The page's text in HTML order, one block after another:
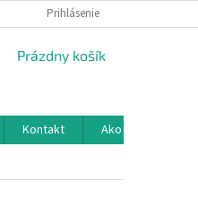
Prihlásenie
NÁKUPNÝ
Prázdny košík
Kontakt
Ako nakupovať?